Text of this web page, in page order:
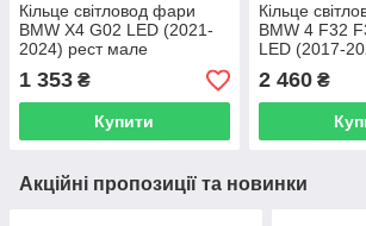
Кільце світловод фари
BMW X4 G02 LED (2021-
2024) рест мале
внутрішнє Icon Light ліве
1 353 ₴
Купити
Кільце
BMW 4 F32
LED (2017-
малий
Light лівий
2 460₴
Акційні пропозиції та новинки